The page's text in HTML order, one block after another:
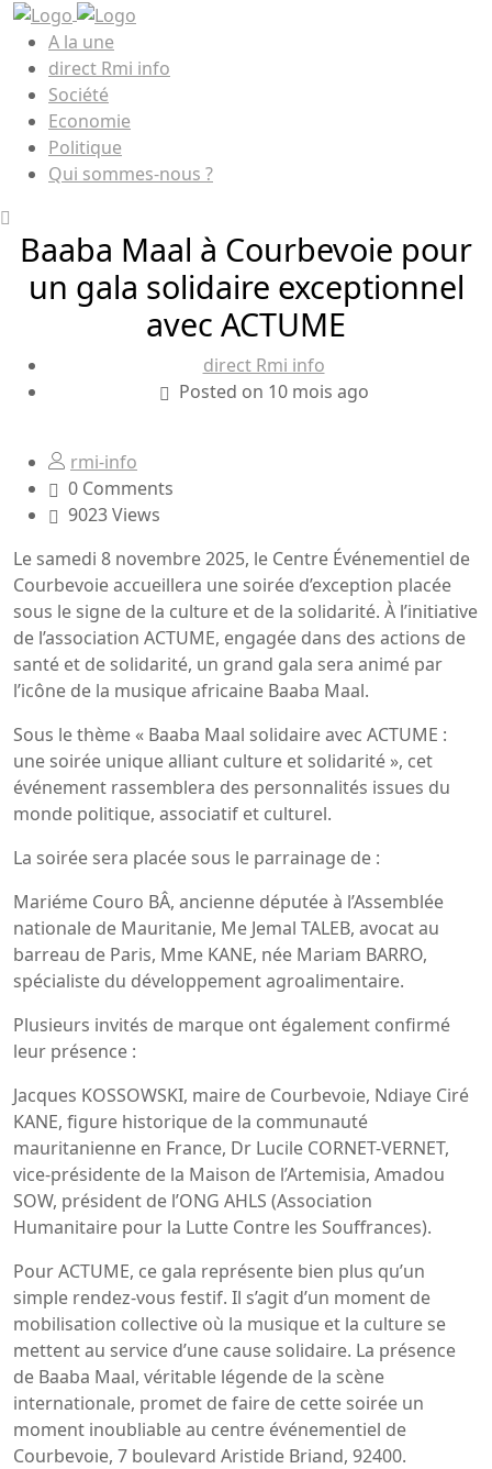
A la une
direct Rmi info
Société
Economie
Politique
Qui sommes-nous ?
Baaba Maal à Courbevoie pour
un gala solidaire exceptionnel
avec ACTUME
direct Rmi info
Posted on 10 mois ago
rmi-info
0 Comments
9023 Views
Le samedi 8 novembre 2025, le Centre Événementiel de
Courbevoie accueillera une soirée d’exception placée
sous le signe de la culture et de la solidarité. À l’initiative
de l’association ACTUME, engagée dans des actions de
santé et de solidarité, un grand gala sera animé par
l’icône de la musique africaine Baaba Maal.
Sous le thème « Baaba Maal solidaire avec ACTUME :
une soirée unique alliant culture et solidarité », cet
événement rassemblera des personnalités issues du
monde politique, associatif et culturel.
La soirée sera placée sous le parrainage de :
Mariéme Couro BÂ, ancienne députée à l’Assemblée
nationale de Mauritanie, Me Jemal TALEB, avocat au
barreau de Paris, Mme KANE, née Mariam BARRO,
spécialiste du développement agroalimentaire.
Plusieurs invités de marque ont également confirmé
leur présence :
Jacques KOSSOWSKI, maire de Courbevoie, Ndiaye Ciré
KANE, figure historique de la communauté
mauritanienne en France, Dr Lucile CORNET-VERNET,
vice-présidente de la Maison de l’Artemisia, Amadou
SOW, président de l’ONG AHLS (Association
Humanitaire pour la Lutte Contre les Souffrances).
Pour ACTUME, ce gala représente bien plus qu’un
simple rendez-vous festif. Il s’agit d’un moment de
mobilisation collective où la musique et la culture se
mettent au service d’une cause solidaire. La présence
de Baaba Maal, véritable légende de la scène
internationale, promet de faire de cette soirée un
moment inoubliable au centre événementiel de
Courbevoie, 7 boulevard Aristide Briand, 92400.